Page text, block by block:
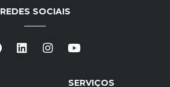
SERVIÇOS
REDES SOCIAIS